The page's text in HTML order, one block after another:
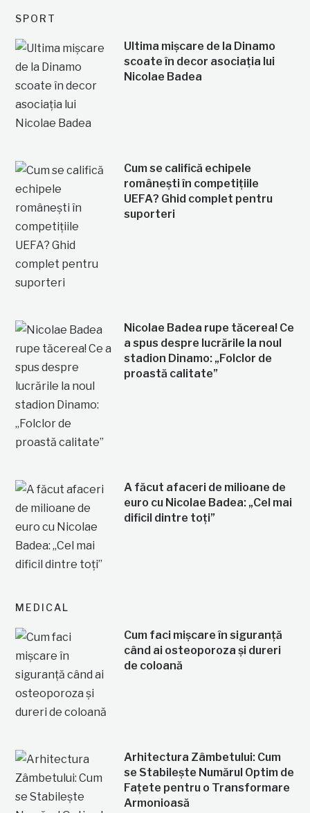
SPORT
Ultima mișcare de la Dinamo
scoate în decor asociația lui
Nicolae Badea
Cum se califică echipele
românești în competițiile
UEFA? Ghid complet pentru
suporteri
Nicolae Badea rupe tăcerea! Ce
a spus despre lucrările la noul
stadion Dinamo: „Folclor de
proastă calitate”
A făcut afaceri de milioane de
euro cu Nicolae Badea: „Cel mai
dificil dintre toți”
MEDICAL
Cum faci mișcare în siguranță
când ai osteoporoza și dureri
de coloană
Arhitectura Zâmbetului: Cum
se Stabilește Numărul Optim de
Fațete pentru o Transformare
Armonioasă